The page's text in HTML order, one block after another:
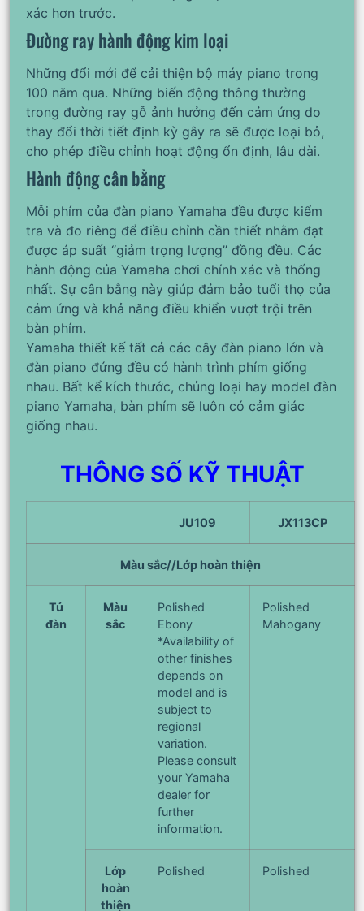
xác hơn trước.
Đường ray hành động kim loại
Những đổi mới để cải thiện bộ máy piano trong
100 năm qua. Những biến động thông thường
trong đường ray gỗ ảnh hưởng đến cảm ứng do
thay đổi thời tiết định kỳ gây ra sẽ được loại bỏ,
cho phép điều chỉnh hoạt động ổn định, lâu dài.
Hành động cân bằng
Mỗi phím của đàn piano Yamaha đều được kiểm
tra và đo riêng để điều chỉnh cần thiết nhằm đạt
được áp suất “giảm trọng lượng” đồng đều. Các
hành động của Yamaha chơi chính xác và thống
nhất. Sự cân bằng này giúp đảm bảo tuổi thọ của
cảm ứng và khả năng điều khiển vượt trội trên
bàn phím.
Yamaha thiết kế tất cả các cây đàn piano lớn và
đàn piano đứng đều có hành trình phím giống
nhau. Bất kể kích thước, chủng loại hay model đàn
piano Yamaha, bàn phím sẽ luôn có cảm giác
giống nhau.
THÔNG SỐ KỸ THUẬT
JU109 JX113CP
Màu sắc//Lớp hoàn thiện
Tủ
đàn
Màu
sắc
Polished
Ebony
*Availability of
other finishes
depends on
model and is
subject to
regional
variation.
Please consult
your Yamaha
dealer for
further
information.
Polished
Mahogany
Lớp
hoàn
thiện
Polished Polished